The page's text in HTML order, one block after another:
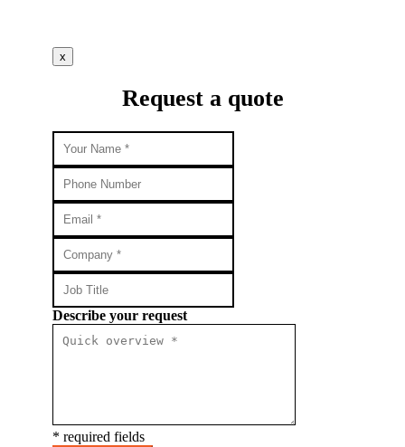
x
Request a quote
Describe your request
* required fields